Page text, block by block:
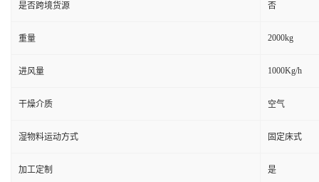
是否跨境货源 否
重量 2000kg
进风量 1000Kg/h
干燥介质 空气
湿物料运动方式 固定床式
加工定制 是